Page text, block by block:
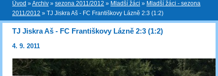
Úvod »Archiv » sezona 2011/2012 » Mladší žáci » Mladší žáci - sezona
2011/2012 » TJ Jiskra Aš - FC Františkovy Lázně 2:3 (1:2)
TJ Jiskra Aš - FC Františkovy Lázně 2:3 (1:2)
4. 9. 2011